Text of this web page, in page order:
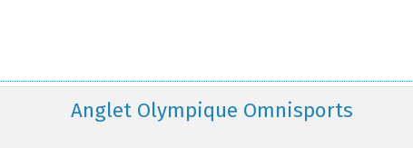
Anglet Olympique Omnisports